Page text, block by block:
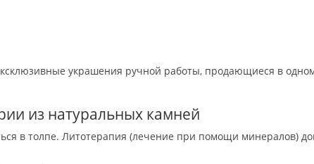
украшения ручной работы, продающиеся в
из натуральных камней
в толпе. Литотерапия (лечение при помощи минералов)